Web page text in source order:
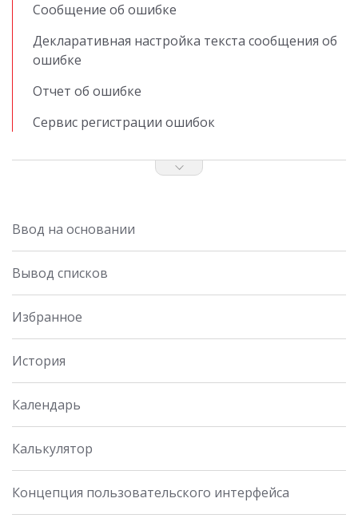
Сообщение об ошибке
Декларативная настройка текста сообщения об
ошибке
Отчет об ошибке
Сервис регистрации ошибок
Ввод на основании
Вывод списков
Избранное
История
Календарь
Калькулятор
Концепция пользовательского интерфейса